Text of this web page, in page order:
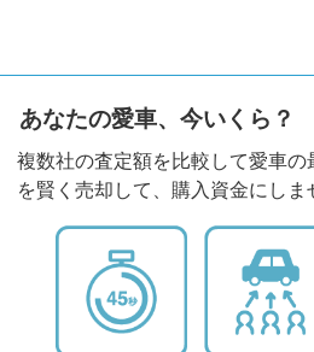
あなたの愛車、今いくら？
複数社の査定額を比較して愛車
を賢く売却して、購入資金にしま